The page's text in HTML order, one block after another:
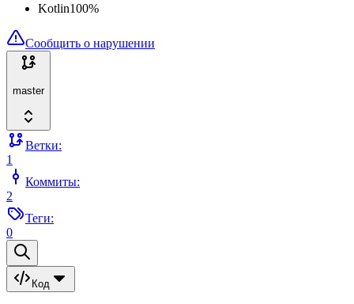
Kotlin100%
Сообщить о нарушении
master
Ветки:
1
Коммиты:
2
Теги:
0
Код